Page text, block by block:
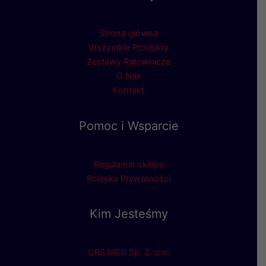
Strona główna
Wszystkie Produkty
Zestawy Ratownicze
O Nas
Kontakt
Pomoc i Wsparcie
Regulamin sklepu
Polityka Prywatności
Kim Jesteśmy
QRS MED Sp. Z. o.o.